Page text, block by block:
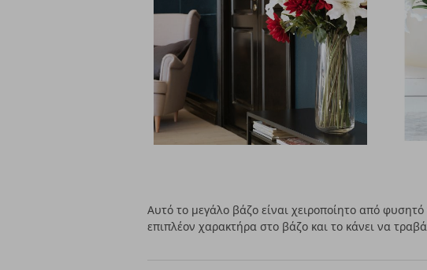
Αυτό το μεγάλο βάζο είναι χειροποίητο από φυσητό
επιπλέον χαρακτήρα στο βάζο και το κάνει να